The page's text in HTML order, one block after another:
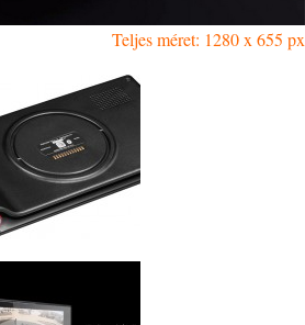
Teljes méret: 1280 x 655 px